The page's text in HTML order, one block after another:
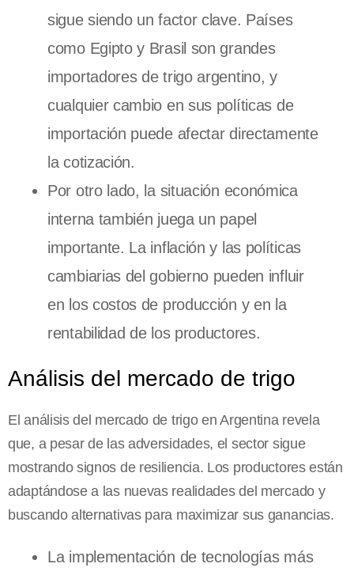
sigue siendo un factor clave. Países
como Egipto y Brasil son grandes
importadores de trigo argentino, y
cualquier cambio en sus políticas de
importación puede afectar directamente
la cotización.
Por otro lado, la situación económica
interna también juega un papel
importante. La inflación y las políticas
cambiarias del gobierno pueden influir
en los costos de producción y en la
rentabilidad de los productores.
Análisis del mercado de trigo
El análisis del mercado de trigo en Argentina revela
que, a pesar de las adversidades, el sector sigue
mostrando signos de resiliencia. Los productores están
adaptándose a las nuevas realidades del mercado y
buscando alternativas para maximizar sus ganancias.
La implementación de tecnologías más